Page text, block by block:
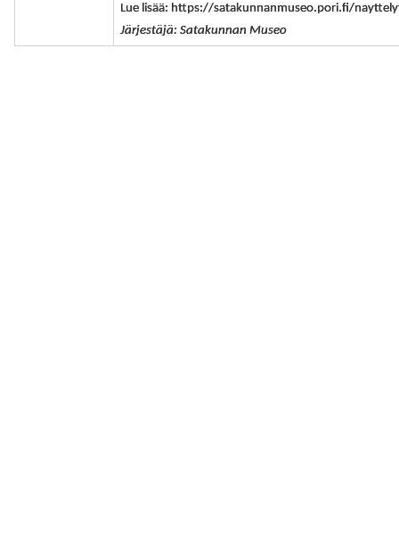
Lue lisää: https://satakunnanmuseo.pori.fi/
Järjestäjä: Satakunnan Museo